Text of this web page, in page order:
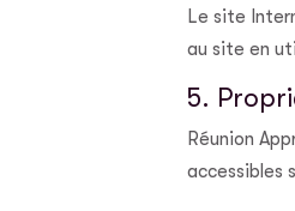
Le site
au site en
5.
Réunion
accessibles